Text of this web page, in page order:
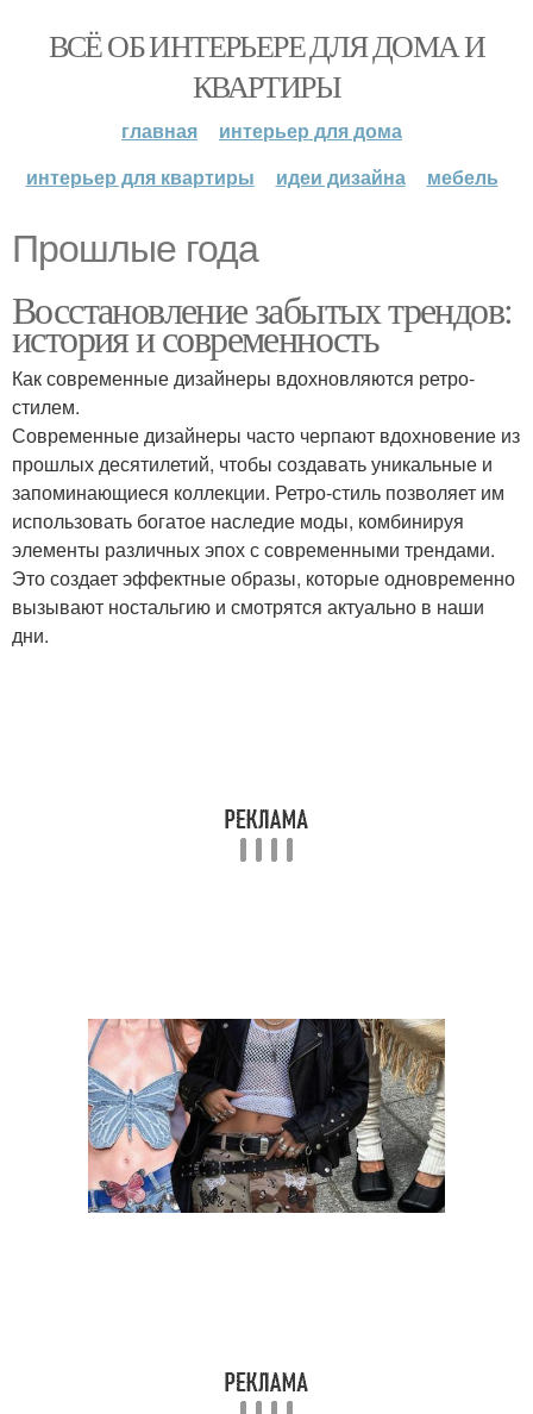
ВСЁ ОБ ИНТЕРЬЕРЕ ДЛЯ ДОМА И
КВАРТИРЫ
главная
интерьер для дома
интерьер для квартиры
идеи дизайна мебель
Прошлые года
Восстановление забытых трендов:
история и современность
Как современные дизайнеры вдохновляются ретро-
стилем.
Современные дизайнеры часто черпают вдохновение из
прошлых десятилетий, чтобы создавать уникальные и
запоминающиеся коллекции. Ретро-стиль позволяет им
использовать богатое наследие моды, комбинируя
элементы различных эпох с современными трендами.
Это создает эффектные образы, которые одновременно
вызывают ностальгию и смотрятся актуально в наши
дни.